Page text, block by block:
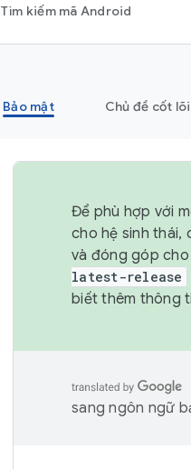
Tìm kiếm mã Android
Bảo mật Chủ đề cốt lõi
Để phù hợp với
cho hệ sinh thái,
và đóng góp cho
latest-release
biết thêm thông
sang ngôn ngữ